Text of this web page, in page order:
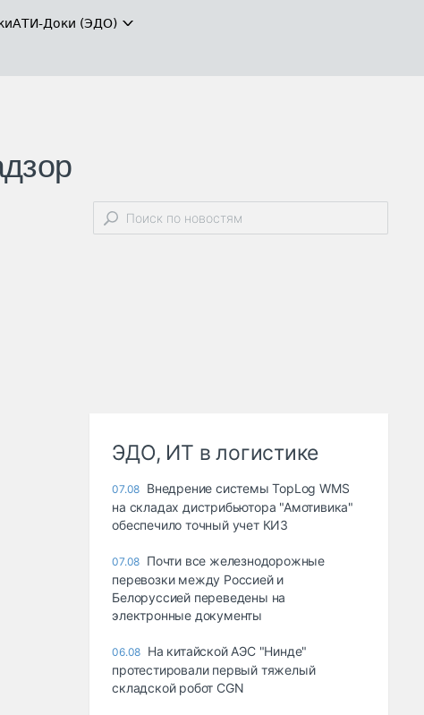
АТИ-Доки (ЭДО)
ЭДО, ИТ в логистике
07.08 Внедрение системы TopLog WMS
на складах дистрибьютора "Амотивика"
обеспечило точный учет КИЗ
07.08 Почти все железнодорожные
перевозки между Россией и
Белоруссией переведены на
электронные документы
06.08 На китайской АЭС "Нинде"
протестировали первый тяжелый
складской робот CGN